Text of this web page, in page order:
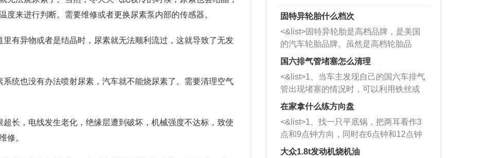
来进行判断。需要维修或者更换尿素泵内部的传感器。
有异物或者是结晶时，尿素就无法顺利流过，这就导致了无发
统也没有办法喷射尿素，汽车就不能烧尿素了。需要清理空气
长，电线发生老化，绝缘层遭到破坏，机械强度不达标，致使
修。
固特异轮胎什么档次
<&list>固特异轮胎是高档品牌，是美国
的汽车轮胎品牌。虽然是高档轮胎品
牌，但是中高低端的轮胎都有生产，这
也是为了更好的开拓市场。
国六排气管堵塞怎么清理
<&list>1、当车主发现自己的国六车排气
管出现堵塞的情况时，可以利用铁丝或
者是细棍，直接将杂物给取出来，如果
堵塞情况比较严重，也可以采取应急措
施。 <&list>2、直接利用木棍将所有的
杂物推到排气管里面的位置处，然后将
三元催化器拆解开，就可以将堵塞的东
在家拿什么练方向盘
<&list>1、找一只平底锅，把两耳看作3
点和9点钟方向，同时在6点钟和12点钟
方向做一个标记。 <&list>2、双手握住
大众1.8t发动机烧机油